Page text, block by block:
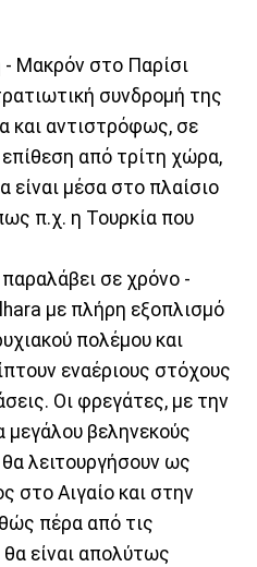
Mακρόν στο Παρίσι
συνδρομή της
και αντιστρόφως, σε
από τρίτη χώρα,
είναι μέσα στο πλαίσιο
π.χ. η Τουρκία που
σε χρόνο -
με πλήρη εξοπλισμό
πολέμου και
εναέριους στόχους
Οι φρεγάτες, με την
μεγάλου βεληνεκούς
λειτουργήσουν ως
στο Αιγαίο και στην
πέρα από τις
είναι απολύτως